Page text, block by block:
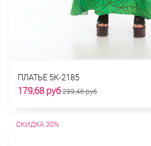
ПЛАТЬЕ 5К-2185
179,68 руб299,46 руб
СКИДКА 30%